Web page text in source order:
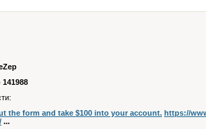
141988
the form and take $100 into your account. https://
...